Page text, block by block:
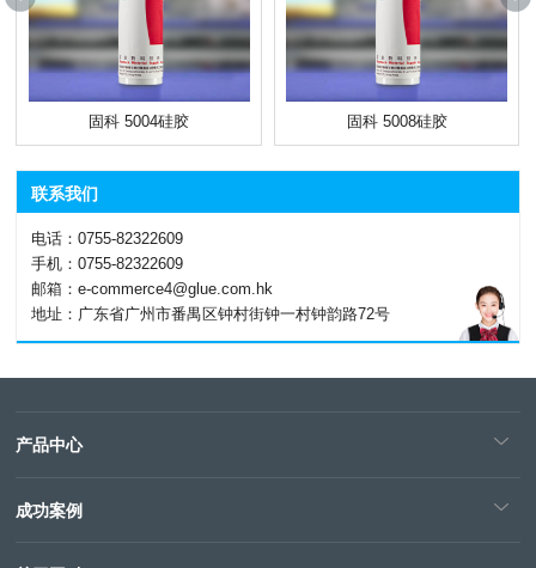
固科 5004硅胶 固科 5008硅胶
联系我们
电话：0755-82322609
手机：0755-82322609
邮箱：e-commerce4@glue.com.hk
地址：广东省广州市番禺区钟村街钟一村钟韵路72号
产品中心
成功案例